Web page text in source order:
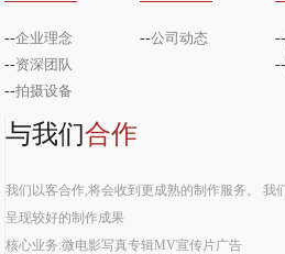
--企业理念
--资深团队
--拍摄设备
--公司动态
与我们合作
我们以客合作,将会收到更成熟的制作服务。 我
呈现较好的制作成果
核心业务:微电影写真专辑MV宣传片广告